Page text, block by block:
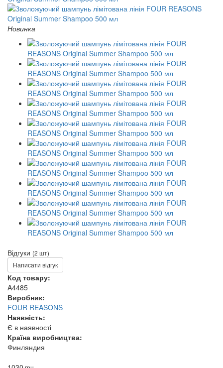
Новинка
Відгуки (2 шт)
Написати відгук
Код товару:
A4485
Виробник:
FOUR REASONS
Наявність:
Є в наявності
Країна виробництва:
Финляндия